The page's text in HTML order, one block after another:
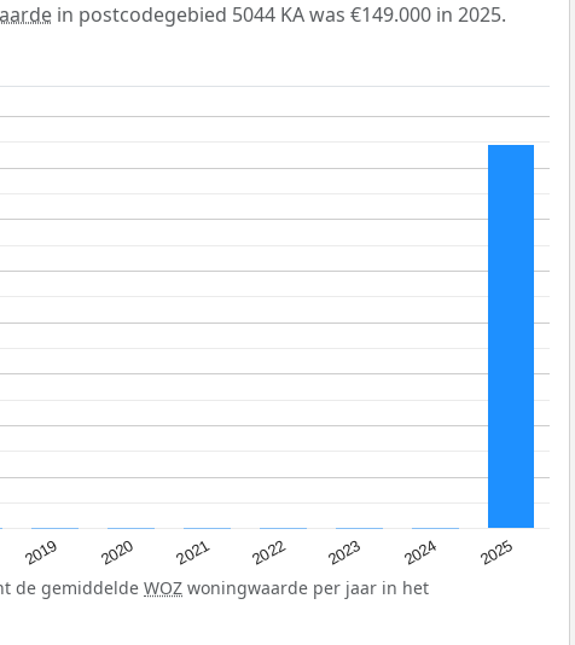
in postcodegebied 5044 KA was €149.000 in 2025.
2019 2020 2021 2022 2023 2024 2025
de gemiddelde WOZ woningwaarde per jaar in het